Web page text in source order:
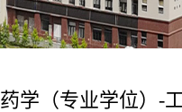
药学（专业学位）-